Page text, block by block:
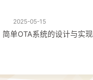
2025-05-15
简单OTA系统的设计与实现